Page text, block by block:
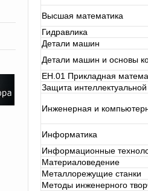
Высшая математика
Гидравлика
Детали машин
Детали машин и основы
ЕН.01 Прикладная
Защита интеллектуальной
Инженерная и
Информатика
Информационные
Материаловедение
Металлорежущие станки
Методы инженерного